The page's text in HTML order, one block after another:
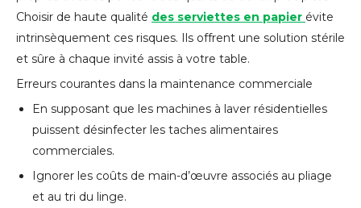
Choisir de haute qualité des serviettes en papier évite
intrinsèquement ces risques. Ils offrent une solution stérile
et sûre à chaque invité assis à votre table.
Erreurs courantes dans la maintenance commerciale
En supposant que les machines à laver résidentielles
puissent désinfecter les taches alimentaires
commerciales.
Ignorer les coûts de main-d’œuvre associés au pliage
et au tri du linge.